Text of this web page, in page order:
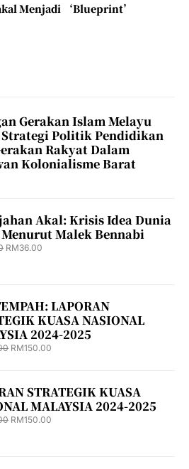
Menjadi ‘Blueprint’
Gerakan Islam Melayu
Strategi Politik Pendidikan
Rakyat Dalam
Kolonialisme Barat
Akal: Krisis Idea Dunia
Malek Bennabi
RM36.00
LAPORAN
KUASA NASIONAL
2024-2025
RM150.00
STRATEGIK KUASA
MALAYSIA 2024-2025
RM150.00